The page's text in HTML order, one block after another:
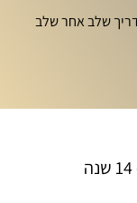
שלב אחר שלב